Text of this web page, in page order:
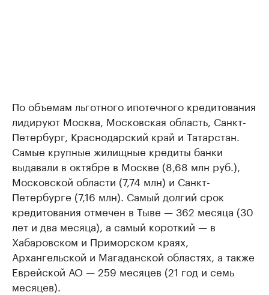
По объемам льготного ипотечного кредитования
лидируют Москва, Московская область, Санкт-
Петербург, Краснодарский край и Татарстан.
Самые крупные жилищные кредиты банки
выдавали в октябре в Москве (8,68 млн руб.),
Московской области (7,74 млн) и Санкт-
Петербурге (7,16 млн). Самый долгий срок
кредитования отмечен в Тыве — 362 месяца (30
лет и два месяца), а самый короткий — в
Хабаровском и Приморском краях,
Архангельской и Магаданской областях, а также
Еврейской АО — 259 месяцев (21 год и семь
месяцев).